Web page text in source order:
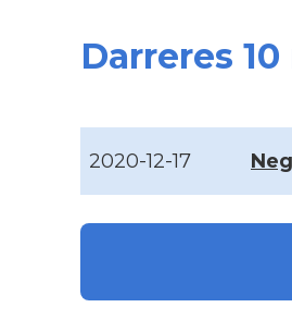
Darreres
2020-12-17